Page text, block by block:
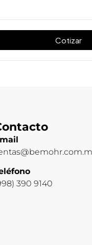
Cotizar
390 9140